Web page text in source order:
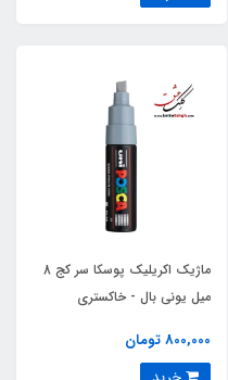
ماژیک اکریلیک پوسکا سر کج 8
میل یونی بال - خاکستری
800,000 تومان